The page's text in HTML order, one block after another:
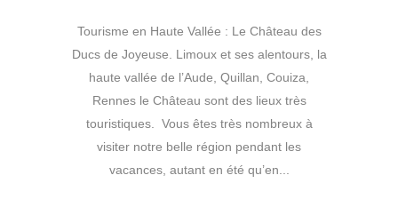
Tourisme en Haute Vallée : Le Château des
Ducs de Joyeuse. Limoux et ses alentours, la
haute vallée de l’Aude, Quillan, Couiza,
Rennes le Château sont des lieux très
touristiques. Vous êtes très nombreux à
visiter notre belle région pendant les
vacances, autant en été qu’en...